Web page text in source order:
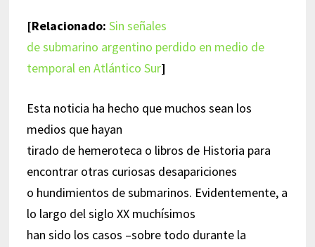
[Relacionado: Sin señales
de submarino argentino perdido en medio de
temporal en Atlántico Sur]
Esta noticia ha hecho que muchos sean los
medios que hayan
tirado de hemeroteca o libros de Historia para
encontrar otras curiosas desapariciones
o hundimientos de submarinos. Evidentemente, a
lo largo del siglo XX muchísimos
han sido los casos –sobre todo durante la